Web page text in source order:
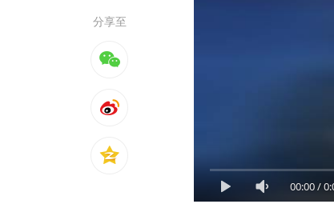
分享至
00:00/